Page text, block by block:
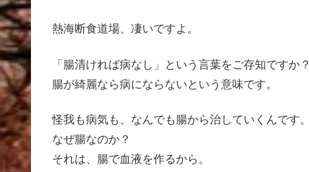
熱海断食道場、凄いですよ。
「腸清ければ病なし」という言葉をご存知ですか？
腸が綺麗なら病にならないという意味です。
怪我も病気も、なんでも腸から治していくんです。
なぜ腸なのか？
それは、腸で血液を作るから。